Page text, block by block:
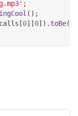
;
( ) ;
calls [0] [0] ) . toBe(